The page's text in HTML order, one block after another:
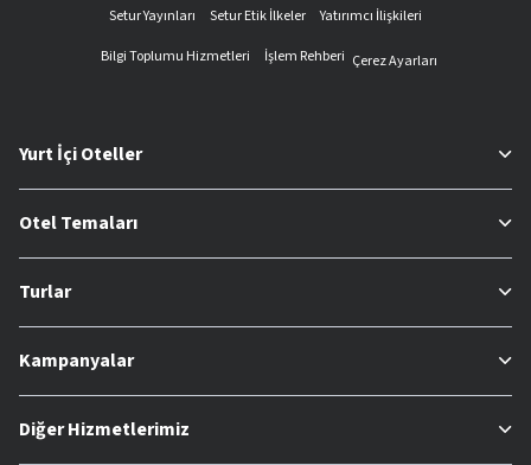
Setur Yayınları
Setur Etik İlkeler
Yatırımcı İlişkileri
Bilgi Toplumu Hizmetleri
İşlem Rehberi Çerez Ayarları
Yurt İçi Oteller
Otel Temaları
Turlar
Kampanyalar
Diğer Hizmetlerimiz